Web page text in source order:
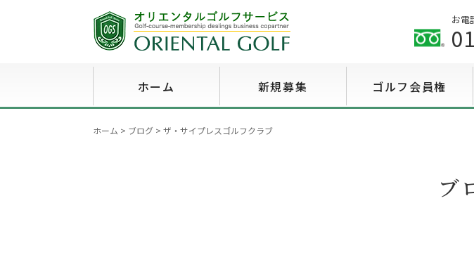
お電
ホーム 新規募集 ゴルフ会員権
至急買い会員権情報
ホーム > ブログ > ザ・サイプレスゴルフクラブ
ブ